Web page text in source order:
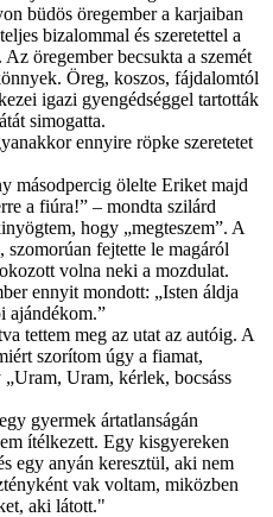
büdös öregember a karjaiban
bizalommal és szeretettel a
öregember becsukta a szemét
Öreg, koszos, fájdalomtól
igazi gyengédséggel tartották
simogatta.
ennyire röpke szeretetet
másodpercig ölelte Eriket majd
a fiúra!” – mondta szilárd
hogy „megteszem”. A
fejtette le magáról
volna neki a mozdulat.
ennyit mondott: „Isten áldja
ajándékom.”
tettem meg az utat az autóig. A
szorítom úgy a fiamat,
Uram, kérlek, bocsáss
gyermek ártatlanságán
ítélkezett. Egy kisgyereken
egy anyán keresztül, aki nem
vak voltam, miközben
aki látott."